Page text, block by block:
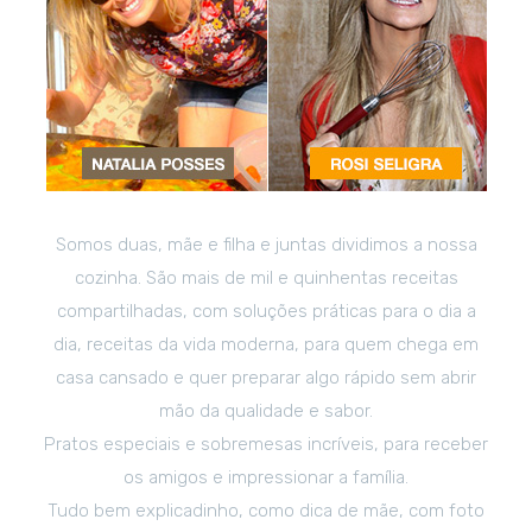
Somos duas, mãe e filha e juntas dividimos a nossa
cozinha. São mais de mil e quinhentas receitas
compartilhadas, com soluções práticas para o dia a
dia, receitas da vida moderna, para quem chega em
casa cansado e quer preparar algo rápido sem abrir
mão da qualidade e sabor.
Pratos especiais e sobremesas incríveis, para receber
os amigos e impressionar a família.
Tudo bem explicadinho, como dica de mãe, com foto